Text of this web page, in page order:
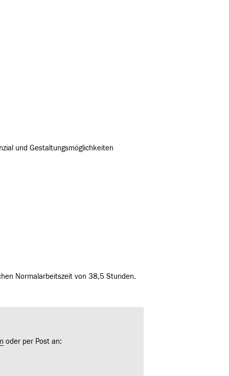
und Gestaltungsmöglichkeiten
Normalarbeitszeit von 38,5 Stunden.
oder per Post an: